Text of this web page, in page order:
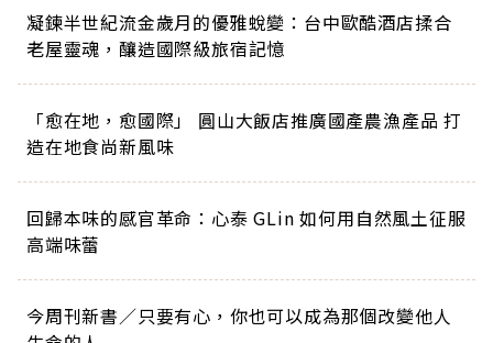
凝鍊半世紀流金歲月的優雅蛻變：台中歐酷酒店揉合
老屋靈魂，釀造國際級旅宿記憶
「愈在地，愈國際」 圓山大飯店推廣國產農漁產品 打
造在地食尚新風味
回歸本味的感官革命：心泰 GLin 如何用自然風土征服
高端味蕾
今周刊新書／只要有心，你也可以成為那個改變他人